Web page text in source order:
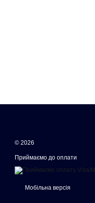
© 2026
Приймаємо до оплати
Мобільна версія